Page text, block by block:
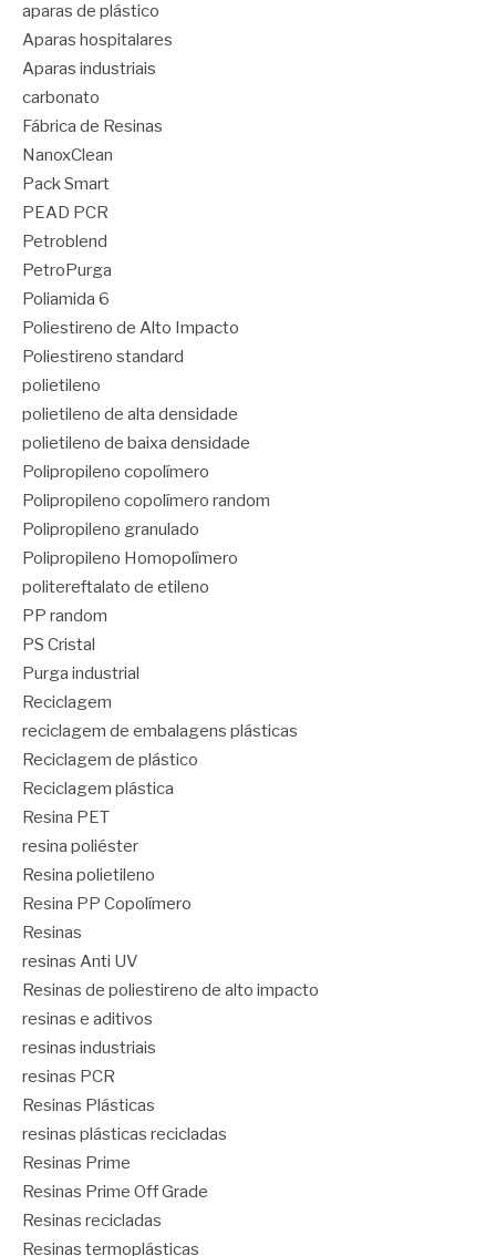
aparas de plástico
Aparas hospitalares
Aparas industriais
carbonato
Fábrica de Resinas
NanoxClean
Pack Smart
PEAD PCR
Petroblend
PetroPurga
Poliamida 6
Poliestireno de Alto Impacto
Poliestireno standard
polietileno
polietileno de alta densidade
polietileno de baixa densidade
Polipropileno copolímero
Polipropileno copolímero random
Polipropileno granulado
Polipropileno Homopolímero
politereftalato de etileno
PP random
PS Cristal
Purga industrial
Reciclagem
reciclagem de embalagens plásticas
Reciclagem de plástico
Reciclagem plástica
Resina PET
resina poliéster
Resina polietileno
Resina PP Copolímero
Resinas
resinas Anti UV
Resinas de poliestireno de alto impacto
resinas e aditivos
resinas industriais
resinas PCR
Resinas Plásticas
resinas plásticas recicladas
Resinas Prime
Resinas Prime Off Grade
Resinas recicladas
Resinas termoplásticas